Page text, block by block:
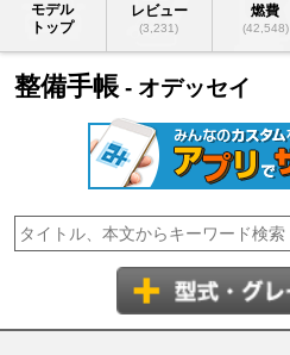
モデル
トップ
レビュー
(3,231)
燃費
(42,548)
整備手帳 - オデッセイ